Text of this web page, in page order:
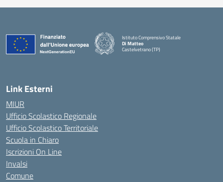
Istituto Comprensivo Statale
Di Matteo
Castelvetrano (TP)
Link Esterni
MIUR
Ufficio Scolastico Regionale
Ufficio Scolastico Territoriale
Scuola in Chiaro
Iscrizioni On Line
Invalsi
Comune